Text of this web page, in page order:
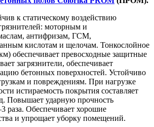
к статическому воздействию
моторным и
антифризам, ГСМ,
кислотам и щелочам. Тонкослойное
обеспечивает превосходные защитные
загрязнители, обеспечивает
бетонных поверхностей. Устойчиво
и повреждениям. При нагрузке
истираемость покрытия составляет
Повышает ударную прочность
раза. Обеспечивает хорошие
и упрощает уборку помещений.